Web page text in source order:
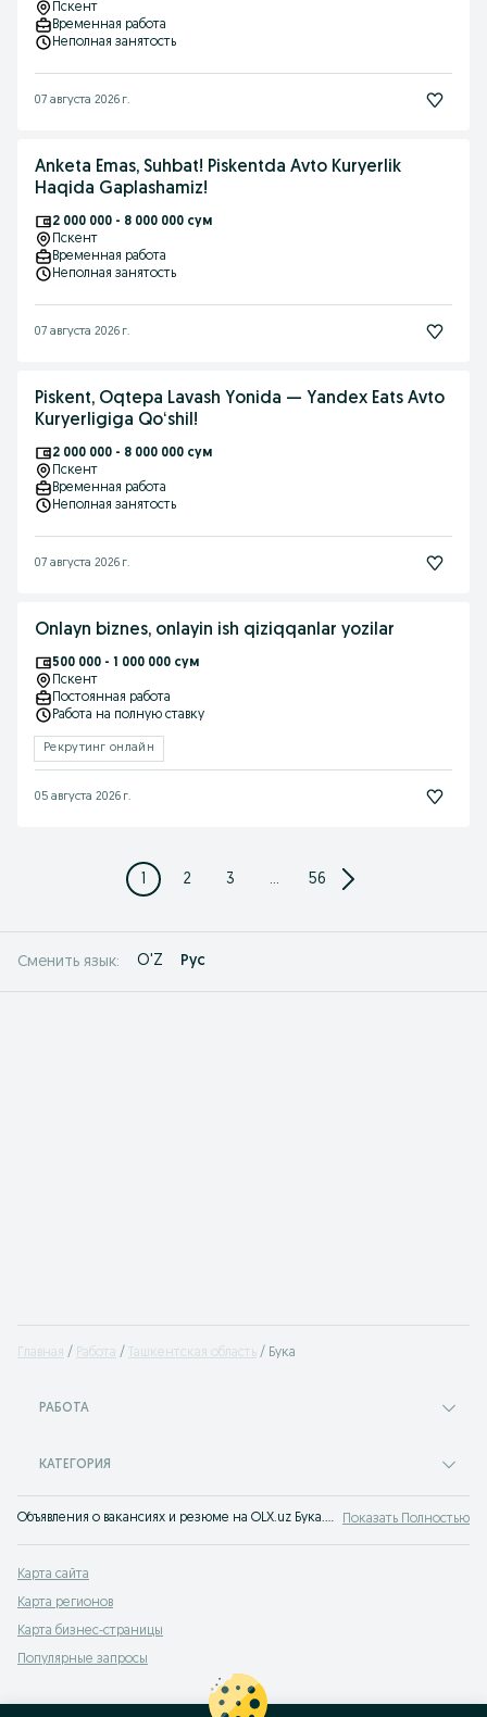
Пскент
Временная работа
Неполная занятость
07 августа 2026 г.
Anketa Emas, Suhbat! Piskentda Avto Kuryerlik
Haqida Gaplashamiz!
2 000 000 - 8 000 000 сум
Пскент
Временная работа
Неполная занятость
07 августа 2026 г.
Piskent, Oqtepa Lavash Yonida — Yandex Eats Avto
Kuryerligiga Qoʻshil!
2 000 000 - 8 000 000 сум
Пскент
Временная работа
Неполная занятость
07 августа 2026 г.
Onlayn biznes, onlayin ish qiziqqanlar yozilar
500 000 - 1 000 000 сум
Пскент
Постоянная работа
Работа на полную ставку
Рекрутинг онлайн
05 августа 2026 г.
1 2 3 ... 56
Сменить язык: O'Z Рус
Главная Работа Ташкентская область Бука
РАБОТА
КАТЕГОРИЯ
Объявления о вакансиях и резюме на OLX.uz Бука. Пора найти работу - тысячи работодателей Узбекистана ищут вас! Показать Полностью
Карта сайта
Карта регионов
Карта бизнес-страницы
Популярные запросы